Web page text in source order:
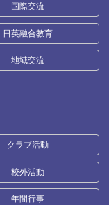
国際交流
日英融合教育
地域交流
クラブ活動
校外活動
年間行事